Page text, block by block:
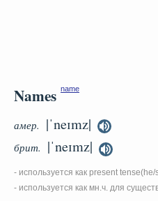
Names name
амер. |ˈneɪmz|
брит. |ˈneɪmz|
- используется как present tense(he/
- используется как мн.ч. для